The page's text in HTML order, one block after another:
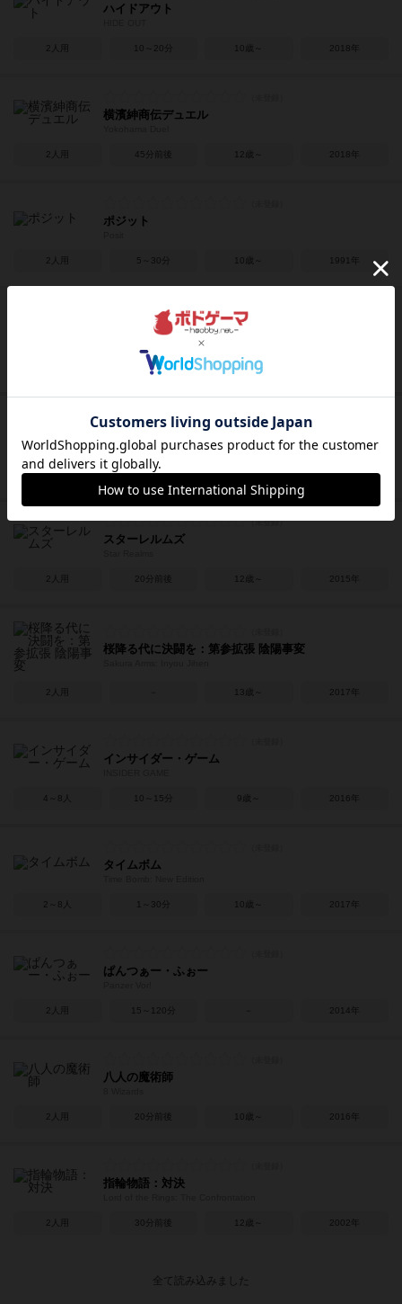
ハイドアウト
2人用 10～20分 10歳～ 2018年
横濱紳商伝デュエル
2人用 45分前後 12歳～ 2018年
ポジット
2人用 5～30分 10歳～ 1991年
スコードリーダー / 戦闘指揮官
60分前後 14歳～
Le Fantôme de l'Opéra
2人用 30分前後 9歳～ 2013年
スターレルムズ
2人用 20分前後 12歳～ 2015年
桜降る代に決闘を：第参拡張 陰陽事変
2人用 13歳～ 2017年
インサイダー・ゲーム
4～8人 10～15分 9歳～ 2016年
タイムボム
2～8人 1～30分 10歳～ 2017年
ぱんつぁー・ふぉー
2人用 15～120分 2014年
八人の魔術師
2人用 20分前後 10歳～ 2016年
指輪物語：対決
2人用 30分前後 12歳～ 2002年